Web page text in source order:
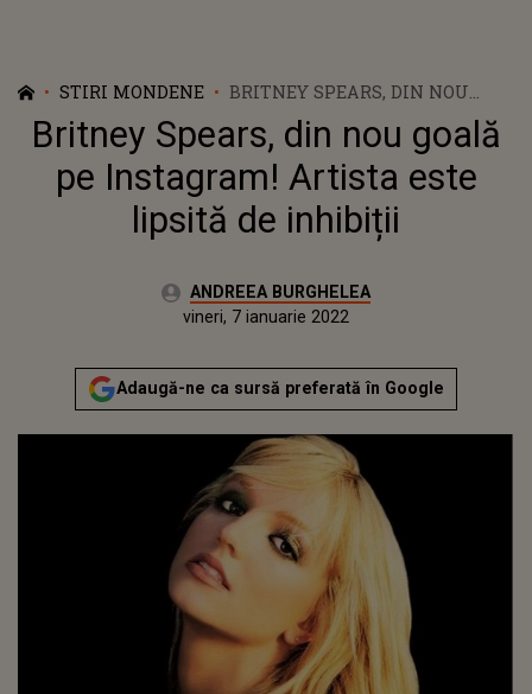
STIRI MONDENE
BRITNEY SPEARS, DIN NOU
GOALĂ PE INSTAGRAM!
ARTISTA ESTE LIPSITĂ DE
INHIBIȚII
Britney Spears, din nou goală
pe Instagram! Artista este
lipsită de inhibiții
Autor:ANDREEA BURGHELEA
Actualizat:
vineri, 7 ianuarie 2022
Adaugă-ne ca sursă preferată în Google